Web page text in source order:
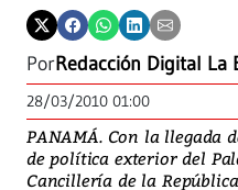
PorRedacción Digital La
28/03/2010 01:00
PANAMÁ. Con la llegada
de política exterior del
Cancillería de la